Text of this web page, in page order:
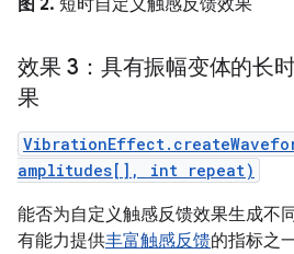
效果 3：具有振幅变体的长
果
amplitudes[], int repeat)
能否为自定义触感反馈效果生成不
有能力提供丰富触感反馈的指标之